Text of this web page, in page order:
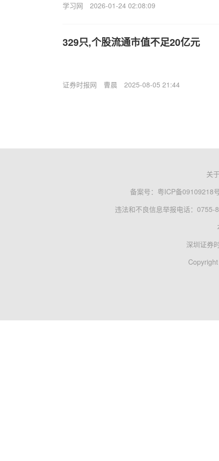
学习网 2026-01-24 02:08:09
329只,个股流通市值不足20亿元
证券时报网 曹晨 2025-08-05 21:44
关
备案号： 粤ICP备09109218
违法和不良信息举报电话：0755-
深圳证券